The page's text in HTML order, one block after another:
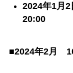
2024年1月
20:00
■2024年2月